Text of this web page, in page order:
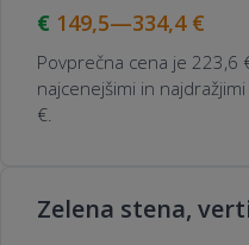
149,5—334,4 €
Povprečna cena je 223,6
najcenejšimi in
€.
Zelena stena,